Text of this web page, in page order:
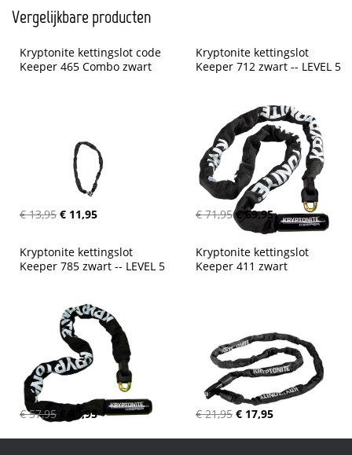
Vergelijkbare producten
Kryptonite kettingslot code
Keeper 465 Combo zwart
€ 13,95 € 11,95
Kryptonite kettingslot
Keeper 712 zwart -- LEVEL 5
€ 71,95 € 69,95
Kryptonite kettingslot
Keeper 785 zwart -- LEVEL 5
€ 57,95 € 49,95
Kryptonite kettingslot
Keeper 411 zwart
€ 21,95 € 17,95